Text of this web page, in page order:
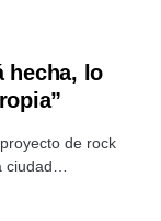
hecha, lo
de rock
ciudad…